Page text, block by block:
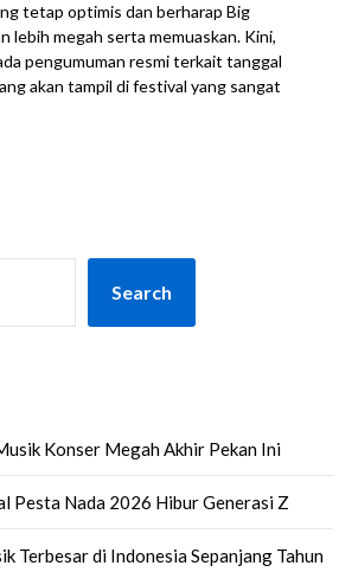
tetap optimis dan berharap Big
lebih megah serta memuaskan. Kini,
pengumuman resmi terkait tanggal
akan tampil di festival yang sangat
Search
Konser Megah Akhir Pekan Ini
Pesta Nada 2026 Hibur Generasi Z
Terbesar di Indonesia Sepanjang Tahun